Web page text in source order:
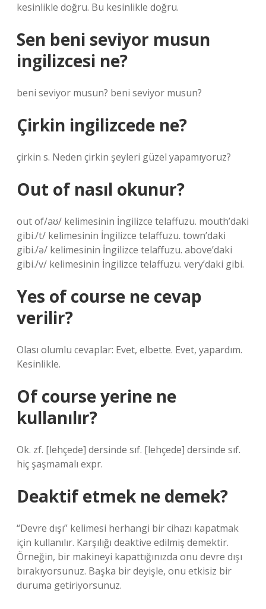
kesinlikle doğru. Bu kesinlikle doğru.
Sen beni seviyor musun
ingilizcesi ne?
beni seviyor musun? beni seviyor musun?
Çirkin ingilizcede ne?
çirkin s. Neden çirkin şeyleri güzel yapamıyoruz?
Out of nasıl okunur?
out of/aʊ/ kelimesinin İngilizce telaffuzu. mouth’daki
gibi./t/ kelimesinin İngilizce telaffuzu. town’daki
gibi./ə/ kelimesinin İngilizce telaffuzu. above’daki
gibi./v/ kelimesinin İngilizce telaffuzu. very’daki gibi.
Yes of course ne cevap
verilir?
Olası olumlu cevaplar: Evet, elbette. Evet, yapardım.
Kesinlikle.
Of course yerine ne
kullanılır?
Ok. zf. [lehçede] dersinde sıf. [lehçede] dersinde sıf.
hiç şaşmamalı expr.
Deaktif etmek ne demek?
“Devre dışı” kelimesi herhangi bir cihazı kapatmak
için kullanılır. Karşılığı deaktive edilmiş demektir.
Örneğin, bir makineyi kapattığınızda onu devre dışı
bırakıyorsunuz. Başka bir deyişle, onu etkisiz bir
duruma getiriyorsunuz.